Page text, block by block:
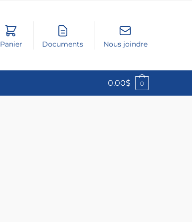
Panier Documents Nous joindre
0.00$ 0